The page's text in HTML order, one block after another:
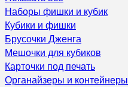
Наборы фишки и кубик
Кубики и фишки
Брусочки Дженга
Мешочки для кубиков
Карточки под печать
Органайзеры и контейнеры